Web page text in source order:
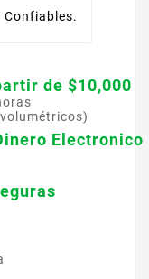
Confiables.
de $10,000
Electronico